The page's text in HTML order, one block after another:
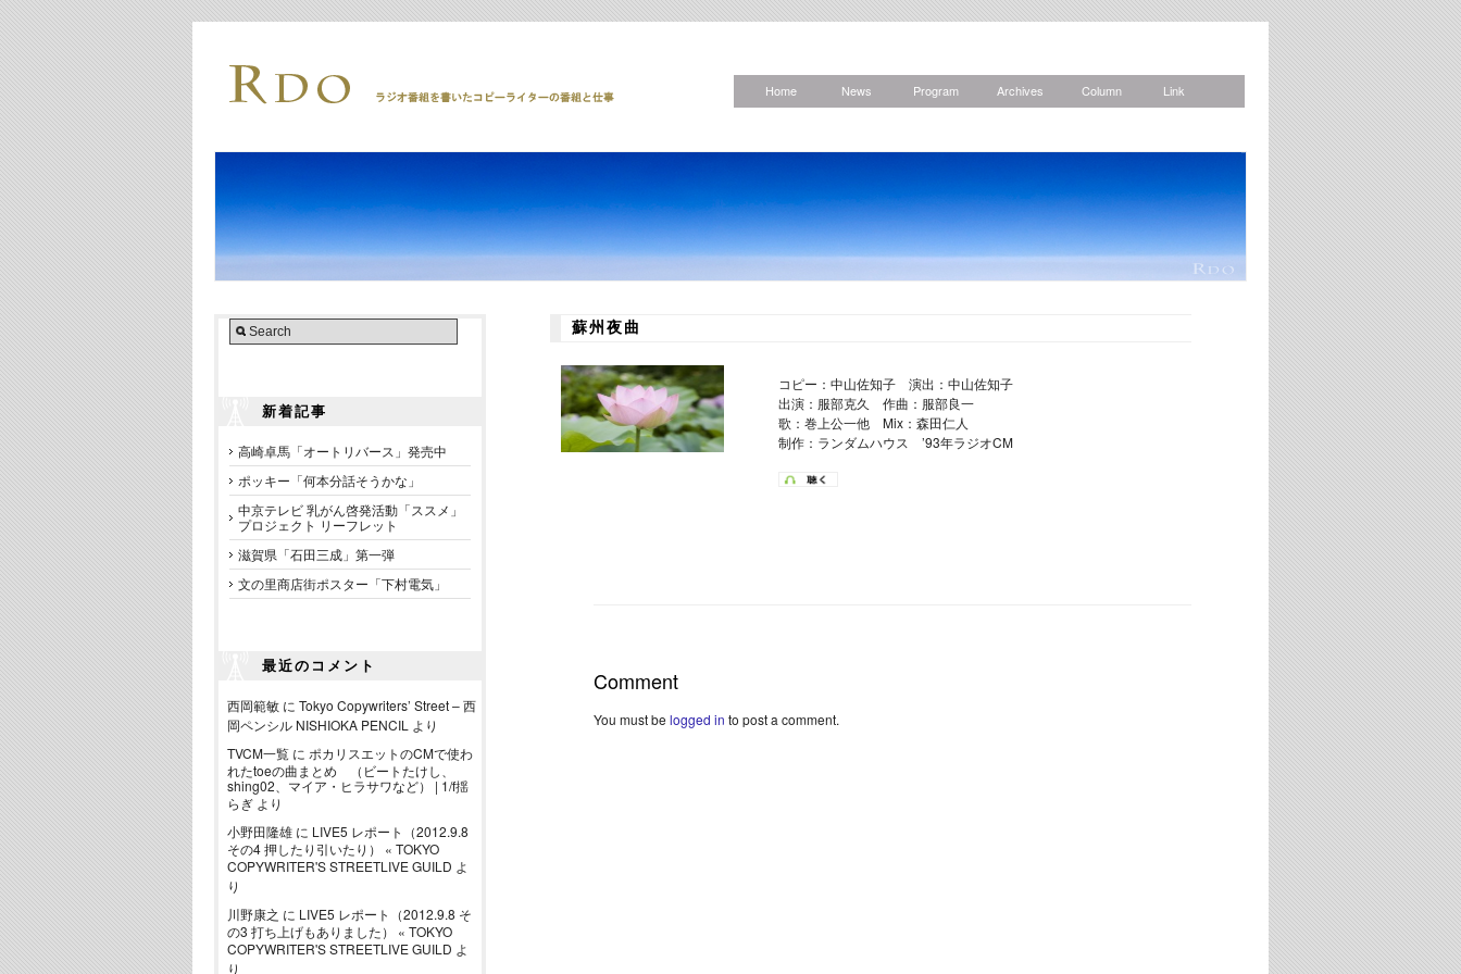
Home News Program Archives Column Link
新着記事
高崎卓馬「オートリバース」発売中
ポッキー「何本分話そうかな」
中京テレビ 乳がん啓発活動「ススメ」
プロジェクト リーフレット
滋賀県「石田三成」第一弾
文の里商店街ポスター「下村電気」
最近のコメント
西岡範敏 に Tokyo Copywriters’ Street – 西
岡ペンシル NISHIOKA PENCIL より
TVCM一覧 に ポカリスエットのCMで使わ
れたtoeの曲まとめ （ビートたけし、
shing02、マイア・ヒラサワなど） | 1/f揺
らぎ より
小野田隆雄 に LIVE5 レポート（2012.9.8
その4 押したり引いたり） « TOKYO
COPYWRITER'S STREETLIVE GUILD よ
り
川野康之 に LIVE5 レポート（2012.9.8 そ
の3 打ち上げもありました） « TOKYO
COPYWRITER'S STREETLIVE GUILD よ
り
蘇州夜曲
コピー：中山佐知子 演出：中山佐知子
出演：服部克久 作曲：服部良一
歌：巻上公一他 Mix：森田仁人
制作：ランダムハウス ’93年ラジオCM
Comment
You must be logged in to post a comment.